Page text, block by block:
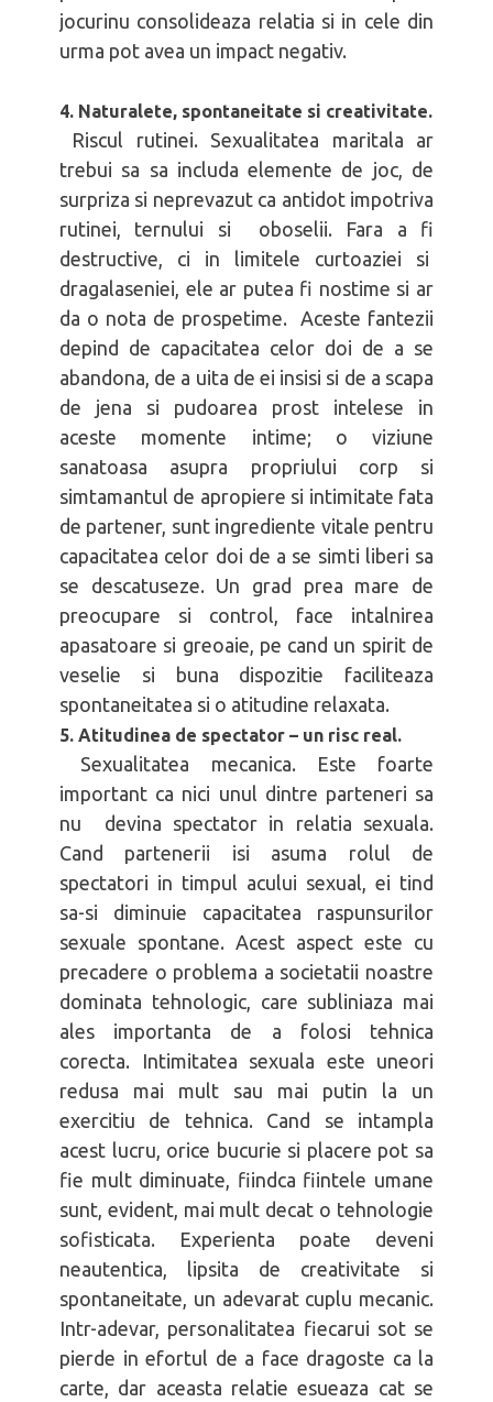
jocurinu consolideaza relatia si in cele din
urma pot avea un impact negativ.
4. Naturalete, spontaneitate si creativitate.
Riscul rutinei. Sexualitatea maritala ar
trebui sa sa includa elemente de joc, de
surpriza si neprevazut ca antidot impotriva
rutinei, ternului si oboselii. Fara a fi
destructive, ci in limitele curtoaziei si
dragalaseniei, ele ar putea fi nostime si ar
da o nota de prospetime. Aceste fantezii
depind de capacitatea celor doi de a se
abandona, de a uita de ei insisi si de a scapa
de jena si pudoarea prost intelese in
aceste momente intime; o viziune
sanatoasa asupra propriului corp si
simtamantul de apropiere si intimitate fata
de partener, sunt ingrediente vitale pentru
capacitatea celor doi de a se simti liberi sa
se descatuseze. Un grad prea mare de
preocupare si control, face intalnirea
apasatoare si greoaie, pe cand un spirit de
veselie si buna dispozitie faciliteaza
spontaneitatea si o atitudine relaxata.
5. Atitudinea de spectator – un risc real.
Sexualitatea mecanica. Este foarte
important ca nici unul dintre parteneri sa
nu devina spectator in relatia sexuala.
Cand partenerii isi asuma rolul de
spectatori in timpul acului sexual, ei tind
sa-si diminuie capacitatea raspunsurilor
sexuale spontane. Acest aspect este cu
precadere o problema a societatii noastre
dominata tehnologic, care subliniaza mai
ales importanta de a folosi tehnica
corecta. Intimitatea sexuala este uneori
redusa mai mult sau mai putin la un
exercitiu de tehnica. Cand se intampla
acest lucru, orice bucurie si placere pot sa
fie mult diminuate, fiindca fiintele umane
sunt, evident, mai mult decat o tehnologie
sofisticata. Experienta poate deveni
neautentica, lipsita de creativitate si
spontaneitate, un adevarat cuplu mecanic.
Intr-adevar, personalitatea fiecarui sot se
pierde in efortul de a face dragoste ca la
carte, dar aceasta relatie esueaza cat se